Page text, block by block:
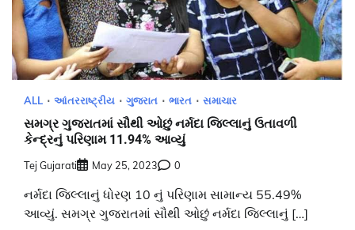
ALL આંતરરાષ્ટ્રીય ગુજરાત ભારત સમાચાર
સમગ્ર ગુજરાતમાં સૌથી ઓછું નર્મદા જિલ્લાનું ઉતાવળી
કેન્દ્રનું પરિણામ 11.94% આવ્યું
Tej Gujarati May 25, 2023 0
નર્મદા જિલ્લાનું ધોરણ 10 નું પરિણામ સામાન્ય 55.49%
આવ્યું. સમગ્ર ગુજરાતમાં સૌથી ઓછું નર્મદા જિલ્લાનું […]